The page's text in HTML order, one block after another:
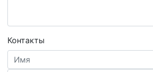
Контакты